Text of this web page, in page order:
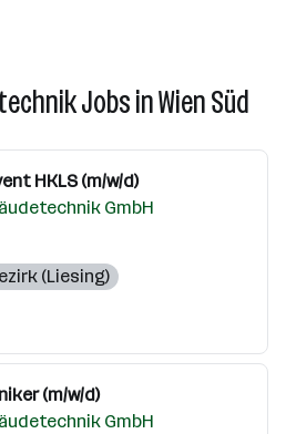
Jobs in Wien Süd
HKLS (m/w/d)
GmbH
(Liesing)
(m/w/d)
GmbH